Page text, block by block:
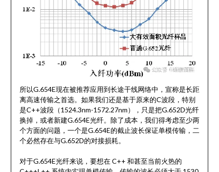
所以G.654E现在被推荐应用到长途干线网络中，宣称是长距
离高速传输之首选。如果我们还是基于原来的C波段，特别
是C++波段（1524.3nm-1572.27nm），只是把G.652D光纤
换掉，或者新建G.654E光纤。除了成本，我们得考虑至少两
个方面的问题，一个是G.654E的截止波长保证单模传输，二
个必然存在与G.652D的对接损耗。
对于G.654E光纤来说，要想在 C++ 和甚至当前火热的